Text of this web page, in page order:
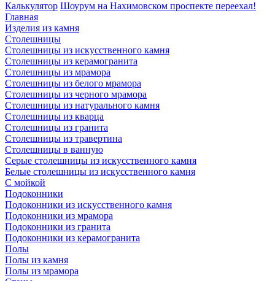
Калькулятор Шоурум на Нахимовском проспекте переехал!
Главная
Изделия из камня
Столешницы
Столешницы из искусственного камня
Столешницы из керамогранита
Столешницы из мрамора
Столешницы из белого мрамора
Столешницы из черного мрамора
Столешницы из натурального камня
Столешницы из кварца
Столешницы из гранита
Столешницы из травертина
Столешницы в ванную
Серые столешницы из искусственного камня
Белые столешницы из искусственного камня
С мойкой
Подоконники
Подоконники из искусственного камня
Подоконники из мрамора
Подоконники из гранита
Подоконники из керамогранита
Полы
Полы из камня
Полы из мрамора